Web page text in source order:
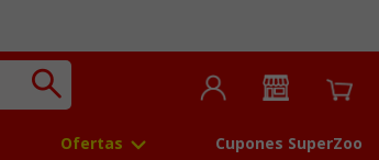
Ofertas Cupones SuperZoo